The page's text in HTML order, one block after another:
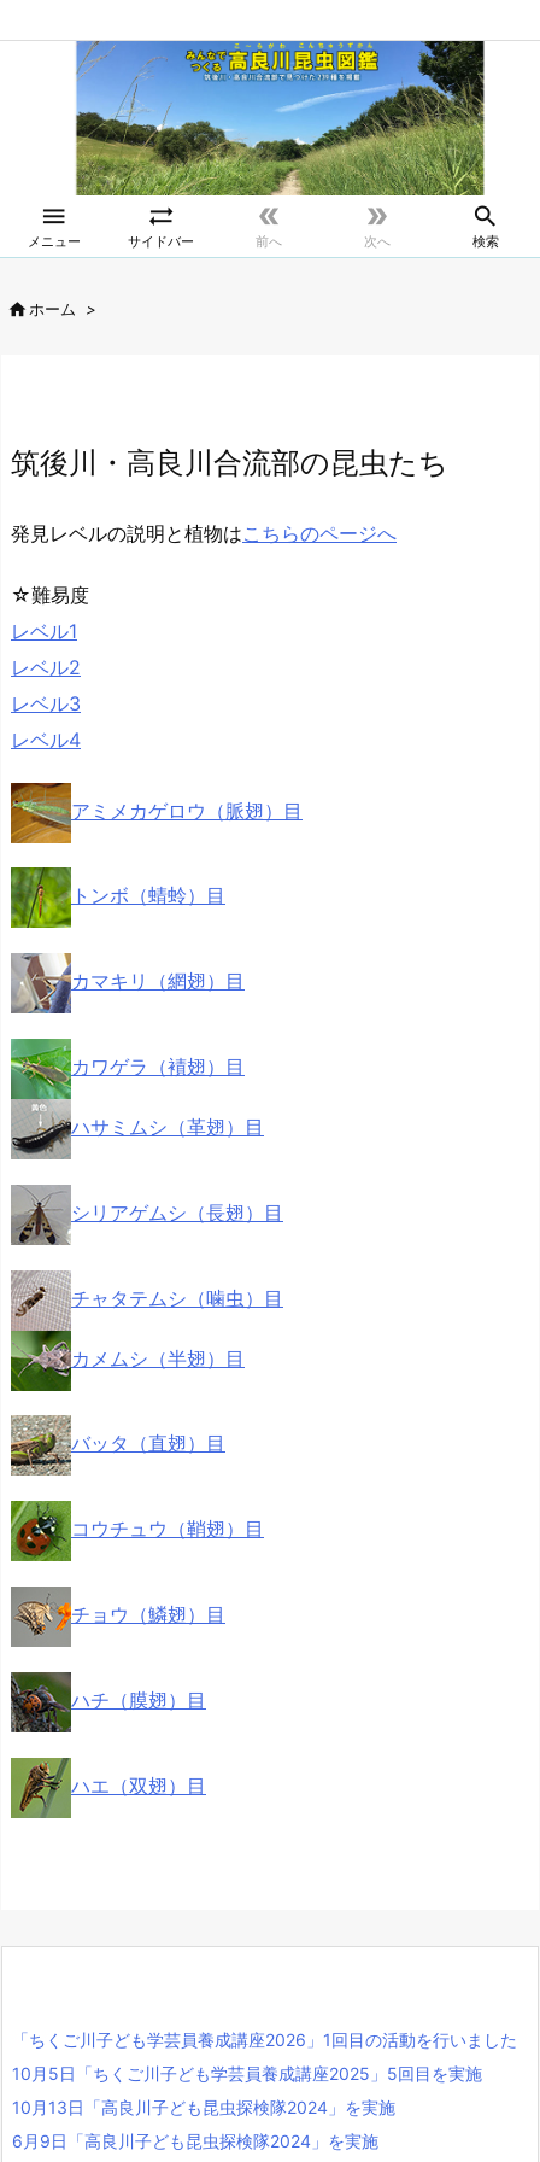

メニュー

サイドバー

前へ

次へ

検索
ホーム >
筑後川・高良川合流部の昆虫たち
発見レベルの説明と植物はこちらのページへ
☆難易度
レベル1
レベル2
レベル3
レベル4
アミメカゲロウ（脈翅）目
トンボ（蜻蛉）目
カマキリ（網翅）目
カワゲラ（襀翅）目
ハサミムシ（革翅）目
シリアゲムシ（長翅）目
チャタテムシ（噛虫）目
カメムシ（半翅）目
バッタ（直翅）目
コウチュウ（鞘翅）目
チョウ（鱗翅）目
ハチ（膜翅）目
ハエ（双翅）目
「ちくご川子ども学芸員養成講座2026」1回目の活動を行いました
10月5日「ちくご川子ども学芸員養成講座2025」5回目を実施
10月13日「高良川子ども昆虫探検隊2024」を実施
6月9日「高良川子ども昆虫探検隊2024」を実施